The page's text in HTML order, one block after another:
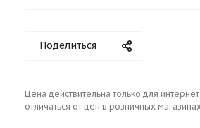
Поделиться
Цена действительна только для
отличаться от цен в розничных